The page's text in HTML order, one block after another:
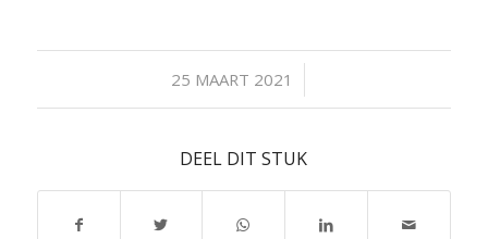
25 MAART 2021
/
DEEL DIT STUK